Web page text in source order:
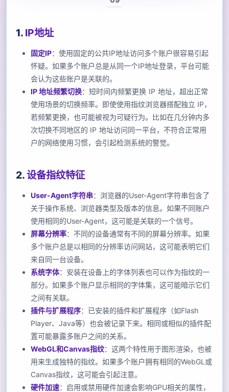
1. IP地址
固定IP：使用固定的公共IP地址访问多个账户很容易引起
怀疑。如果多个账户总是从同一个IP地址登录，平台可能
会认为这些账户是关联的。
IP 地址频繁切换：短时间内频繁更换 IP 地址，超出正常
使用场景的切换频率。即使使用指纹浏览器搭配独立 IP，
若频繁更换，也可能被视为可疑行为。比如在几分钟内多
次切换不同地区的 IP 地址访问同一平台，不符合正常用
户的网络使用习惯，会引起检测系统的警觉。
2.设备指纹特征
User-Agent字符串：浏览器的User-Agent字符串包含了
关于操作系统、浏览器类型及版本的信息。如果不同账户
使用相同的User-Agent，这可能是关联的一个信号。
屏幕分辨率：不同的设备通常有不同的屏幕分辨率。如果
多个账户总是以相同的分辨率访问网站，这可能表明它们
来自同一台设备。
系统字体：安装在设备上的字体列表也可以作为指纹的一
部分。如果多个账户显示相同的字体集，这可能暗示它们
之间有关联。
插件与扩展程序：已安装的插件和扩展程序（如Flash
Player、Java等）也会被记录下来。相同或相似的插件配
置可能暴露多账户之间的关系。
WebGL和Canvas指纹：这两个特性用于图形渲染，也被
用来生成独特的指纹。如果多个账户拥有相同的WebGL或
Canvas指纹，这可能会引起注意。
硬件加速：启用或禁用硬件加速会影响GPU相关的属性，